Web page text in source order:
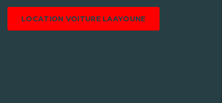
LOCATION VOITURE LAAYOUNE